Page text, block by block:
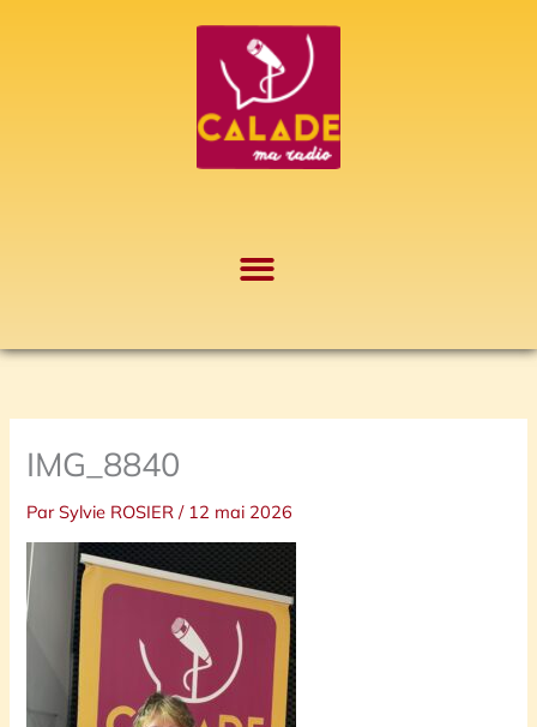
IMG_8840
ParSylvie ROSIER/ 12 mai 2026